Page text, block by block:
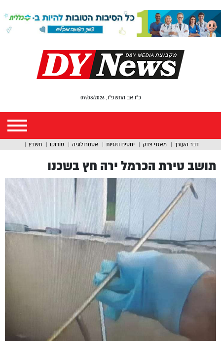
כ"ו אב התשפ"ו, 09/08/2026
דבר העורך מאזני צדק יחסים וזוגיות אסטרולוגיה סודוקו תשבץ
תושב טירת הכרמל ירה חץ בשכנו